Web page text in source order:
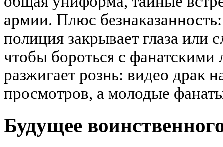
армии. Плюс
полиция закрывает глаза или
чтобы бороться с
разжигает рознь: видео драк
просмотров, а молодые
Будущее